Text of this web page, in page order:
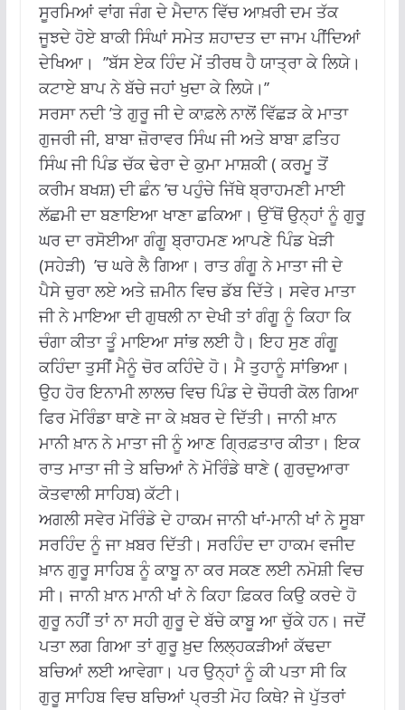
ਸੂਰਮਿਆਂ ਵਾਂਗ ਜੰਗ ਦੇ ਮੈਦਾਨ ਵਿੱਚ ਆਖ਼ਰੀ ਦਮ ਤੱਕ
ਜੂਝਦੇ ਹੋਏ ਬਾਕੀ ਸਿੰਘਾਂ ਸਮੇਤ ਸ਼ਹਾਦਤ ਦਾ ਜਾਮ ਪੀਂਦਿਆਂ
ਦੇਖਿਆ। ’’ਬੱਸ ਏਕ ਹਿੰਦ ਮੇਂ ਤੀਰਥ ਹੈ ਯਾਤ੍ਰਾ ਕੇ ਲਿਯੇ।
ਕਟਾਏ ਬਾਪ ਨੇ ਬੱਚੇ ਜਹਾਂ ਖੁਦਾ ਕੇ ਲਿਯੇ।’’
ਸਰਸਾ ਨਦੀ ’ਤੇ ਗੁਰੂ ਜੀ ਦੇ ਕਾਫ਼ਲੇ ਨਾਲੋਂ ਵਿੱਛੜ ਕੇ ਮਾਤਾ
ਗੁਜਰੀ ਜੀ, ਬਾਬਾ ਜ਼ੋਰਾਵਰ ਸਿੰਘ ਜੀ ਅਤੇ ਬਾਬਾ ਫ਼ਤਿਹ
ਸਿੰਘ ਜੀ ਪਿੰਡ ਚੱਕ ਢੇਰਾ ਦੇ ਕੁਮਾ ਮਾਸ਼ਕੀ ( ਕਰਮੂ ਤੋਂ
ਕਰੀਮ ਬਖਸ਼) ਦੀ ਛੰਨ ’ਚ ਪਹੁੰਚੇ ਜਿੱਥੇ ਬ੍ਰਾਹਮਣੀ ਮਾਈ
ਲੱਛਮੀ ਦਾ ਬਣਾਇਆ ਖਾਣਾ ਛਕਿਆ। ਉੱਥੋਂ ਉਨ੍ਹਾਂ ਨੂੰ ਗੁਰੂ
ਘਰ ਦਾ ਰਸੋਈਆ ਗੰਗੂ ਬ੍ਰਾਹਮਣ ਆਪਣੇ ਪਿੰਡ ਖੇੜੀ
(ਸਹੇੜੀ) ’ਚ ਘਰੇ ਲੈ ਗਿਆ। ਰਾਤ ਗੰਗੂ ਨੇ ਮਾਤਾ ਜੀ ਦੇ
ਪੈਸੇ ਚੁਰਾ ਲਏ ਅਤੇ ਜ਼ਮੀਨ ਵਿਚ ਡੱਬ ਦਿੱਤੇ। ਸਵੇਰ ਮਾਤਾ
ਜੀ ਨੇ ਮਾਇਆ ਦੀ ਗੁਥਲੀ ਨਾ ਦੇਖੀ ਤਾਂ ਗੰਗੂ ਨੂੰ ਕਿਹਾ ਕਿ
ਚੰਗਾ ਕੀਤਾ ਤੂੰ ਮਾਇਆ ਸਾਂਭ ਲਈ ਹੈ। ਇਹ ਸੁਣ ਗੰਗੂ
ਕਹਿੰਦਾ ਤੁਸੀਂ ਮੈਨੂੰ ਚੋਰ ਕਹਿੰਦੇ ਹੋ। ਮੈ ਤੁਹਾਨੂੰ ਸਾਂਭਿਆ।
ਉਹ ਹੋਰ ਇਨਾਮੀ ਲਾਲਚ ਵਿਚ ਪਿੰਡ ਦੇ ਚੌਧਰੀ ਕੋਲ ਗਿਆ
ਫਿਰ ਮੋਰਿੰਡਾ ਥਾਣੇ ਜਾ ਕੇ ਖ਼ਬਰ ਦੇ ਦਿੱਤੀ। ਜਾਨੀ ਖ਼ਾਨ
ਮਾਨੀ ਖ਼ਾਨ ਨੇ ਮਾਤਾ ਜੀ ਨੂੰ ਆਣ ਗ੍ਰਿਫ਼ਤਾਰ ਕੀਤਾ। ਇਕ
ਰਾਤ ਮਾਤਾ ਜੀ ਤੇ ਬਚਿਆਂ ਨੇ ਮੋਰਿੰਡੇ ਥਾਣੇ ( ਗੁਰਦੁਆਰਾ
ਕੋਤਵਾਲੀ ਸਾਹਿਬ) ਕੱਟੀ।
ਅਗਲੀ ਸਵੇਰ ਮੋਰਿੰਡੇ ਦੇ ਹਾਕਮ ਜਾਨੀ ਖਾਂ-ਮਾਨੀ ਖਾਂ ਨੇ ਸੂਬਾ
ਸਰਹਿੰਦ ਨੂੰ ਜਾ ਖ਼ਬਰ ਦਿੱਤੀ। ਸਰਹਿੰਦ ਦਾ ਹਾਕਮ ਵਜੀਦ
ਖ਼ਾਨ ਗੁਰੂ ਸਾਹਿਬ ਨੂੰ ਕਾਬੂ ਨਾ ਕਰ ਸਕਣ ਲਈ ਨਮੋਸ਼ੀ ਵਿਚ
ਸੀ। ਜਾਨੀ ਖ਼ਾਨ ਮਾਨੀ ਖਾਂ ਨੇ ਕਿਹਾ ਫ਼ਿਕਰ ਕਿਉ ਕਰਦੇ ਹੋ
ਗੁਰੂ ਨਹੀਂ ਤਾਂ ਨਾ ਸਹੀ ਗੁਰੂ ਦੇ ਬੱਚੇ ਕਾਬੂ ਆ ਚੁੱਕੇ ਹਨ। ਜਦੋਂ
ਪਤਾ ਲਗ ਗਿਆ ਤਾਂ ਗੁਰੂ ਖ਼ੁਦ ਲਿਲ੍ਹਕੜੀਆਂ ਕੱਢਦਾ
ਬਚਿਆਂ ਲਈ ਆਵੇਗਾ। ਪਰ ਉਨ੍ਹਾਂ ਨੂੰ ਕੀ ਪਤਾ ਸੀ ਕਿ
ਗੁਰੂ ਸਾਹਿਬ ਵਿਚ ਬਚਿਆਂ ਪ੍ਰਤੀ ਮੋਹ ਕਿਥੇ? ਜੇ ਪੁੱਤਰਾਂ